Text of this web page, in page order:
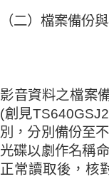
（二）檔案備份
影音資料之檔案
(創見
別，分別備份至
光碟以劇作名稱
正常讀取後，核